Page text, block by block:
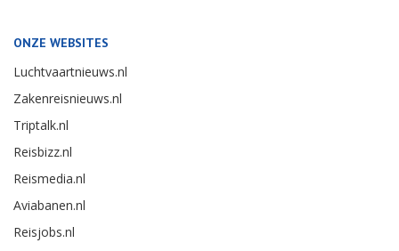
ONZE WEBSITES
Luchtvaartnieuws.nl
Zakenreisnieuws.nl
Triptalk.nl
Reisbizz.nl
Reismedia.nl
Aviabanen.nl
Reisjobs.nl